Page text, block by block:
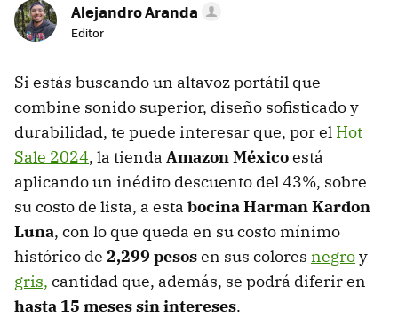
Alejandro Aranda
Editor
Si estás buscando un altavoz portátil que
combine sonido superior, diseño sofisticado y
durabilidad, te puede interesar que, por el Hot
Sale 2024, la tienda Amazon Méxicoestá
aplicando un inédito descuento del 43%, sobre
su costo de lista, a esta bocina Harman Kardon
Luna, con lo que queda en su costo mínimo
histórico de 2,299 pesosen sus colores negroy
gris, cantidad que, además, se podrá diferir en
hasta 15 meses sin intereses.